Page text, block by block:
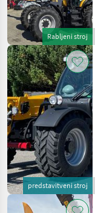
Rabljeni stroj
predstavitveni stroj